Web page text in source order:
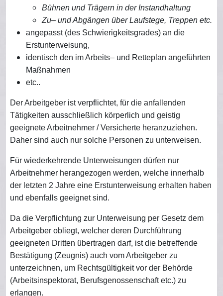
Bühnen und Trägern in der Instandhaltung
Zu– und Abgängen über Laufstege, Treppen etc.
angepasst (des Schwierigkeitsgrades) an die
Erstunterweisung,
identisch den im Arbeits– und Retteplan angeführten
Maßnahmen
etc..
Der Arbeitgeber ist verpflichtet, für die anfallenden
Tätigkeiten ausschließlich körperlich und geistig
geeignete Arbeitnehmer / Versicherte heranzuziehen.
Daher sind auch nur solche Personen zu unterweisen.
Für wiederkehrende Unterweisungen dürfen nur
Arbeitnehmer herangezogen werden, welche innerhalb
der letzten 2 Jahre eine Erstunterweisung erhalten haben
und ebenfalls geeignet sind.
Da die Verpflichtung zur Unterweisung per Gesetz dem
Arbeitgeber obliegt, welcher deren Durchführung
geeigneten Dritten übertragen darf, ist die betreffende
Bestätigung (Zeugnis) auch vom Arbeitgeber zu
unterzeichnen, um Rechtsgültigkeit vor der Behörde
(Arbeitsinspektorat, Berufsgenossenschaft etc.) zu
erlangen.